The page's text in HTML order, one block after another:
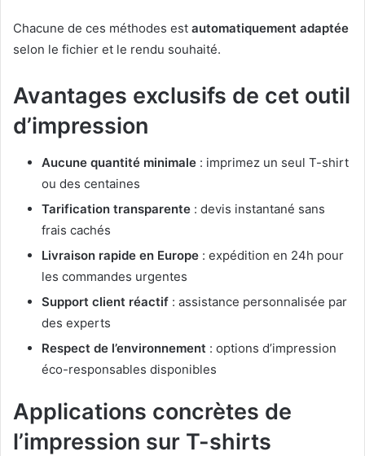
Chacune de ces méthodes est automatiquement adaptée
selon le fichier et le rendu souhaité.
Avantages exclusifs de cet outil
d’impression
Aucune quantité minimale : imprimez un seul T-shirt
ou des centaines
Tarification transparente : devis instantané sans
frais cachés
Livraison rapide en Europe : expédition en 24h pour
les commandes urgentes
Support client réactif : assistance personnalisée par
des experts
Respect de l’environnement : options d’impression
éco-responsables disponibles
Applications concrètes de
l’impression sur T-shirts